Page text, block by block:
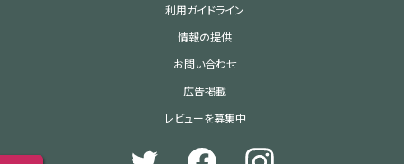
利用ガイドライン
情報の提供
お問い合わせ
広告掲載
レビューを募集中